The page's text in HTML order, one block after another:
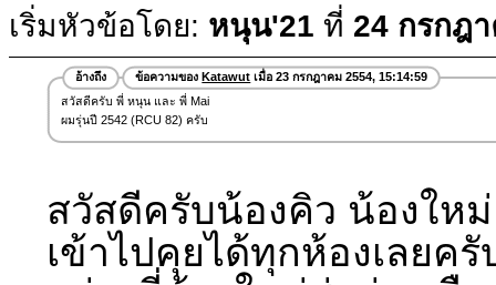
เริ่มหัวข้อโดย: หนุน'21 ที่ 24 กรกฎ
อ้างถึง ข้อความของKatawut เมื่อ 23 กรกฎาคม 2554, 15:14:59
สวัสดีครับ พี่ หนุน และ พี่ Mai
ผมรุ่นปี 2542 (RCU 82) ครับ
สวัสดีครับน้องคิว น้องใหม่
เข้าไปคุยได้ทุกห้องเลยค